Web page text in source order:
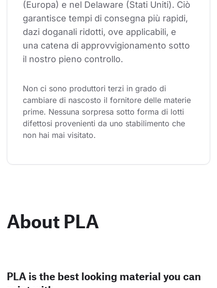
(Europa) e nel Delaware (Stati Uniti). Ciò
garantisce tempi di consegna più rapidi,
dazi doganali ridotti, ove applicabili, e
una catena di approvvigionamento sotto
il nostro pieno controllo.
Non ci sono produttori terzi in grado di
cambiare di nascosto il fornitore delle materie
prime. Nessuna sorpresa sotto forma di lotti
difettosi provenienti da uno stabilimento che
non hai mai visitato.
About PLA
PLA is the best looking material you can